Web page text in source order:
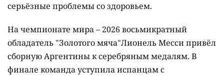
серьёзные проблемы со здоровьем.
На чемпионате мира – 2026 восьмикратный
обладатель "Золотого мяча"Лионель Месси привёл
сборную Аргентины к серебряным медалям. В
финале команда уступила испанцам с